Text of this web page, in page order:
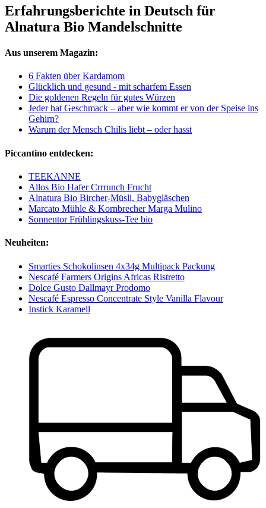
Erfahrungsberichte in Deutsch für
Alnatura Bio Mandelschnitte
Aus unserem Magazin:
6 Fakten über Kardamom
Glücklich und gesund - mit scharfem Essen
Die goldenen Regeln für gutes Würzen
Jeder hat Geschmack – aber wie kommt er von der Speise ins
Gehirn?
Warum der Mensch Chilis liebt – oder hasst
Piccantino entdecken:
TEEKANNE
Allos Bio Hafer Crrrunch Frucht
Alnatura Bio Bircher-Müsli, Babygläschen
Marcato Mühle & Kornbrecher Marga Mulino
Sonnentor Frühlingskuss-Tee bio
Neuheiten:
Smarties Schokolinsen 4x34g Multipack Packung
Nescafé Farmers Origins Africas Ristretto
Dolce Gusto Dallmayr Prodomo
Nescafé Espresso Concentrate Style Vanilla Flavour
Instick Karamell